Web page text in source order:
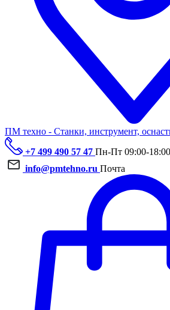
ПМ техно - Станки, инструмент,
+7 499 490 57 47 Пн-Пт 09:00-
info@pmtehno.ru Почта